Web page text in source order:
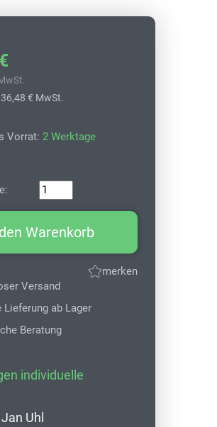
€ MwSt.
Vorrat: 2 Werktage
Warenkorb
merken
Versand
Lieferung ab Lager
Beratung
individuelle
Jan Uhl